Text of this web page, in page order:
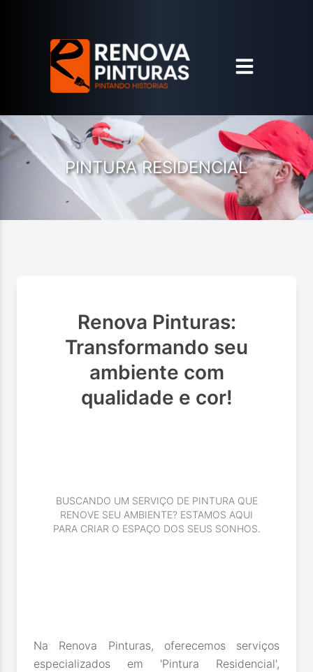
PINTURA RESIDENCIAL
Renova Pinturas:
Transformando seu
ambiente com
qualidade e cor!
BUSCANDO UM SERVIÇO DE PINTURA QUE
RENOVE SEU AMBIENTE? ESTAMOS AQUI
PARA CRIAR O ESPAÇO DOS SEUS SONHOS.
Na Renova Pinturas, oferecemos serviços
especializados em 'Pintura Residencial',